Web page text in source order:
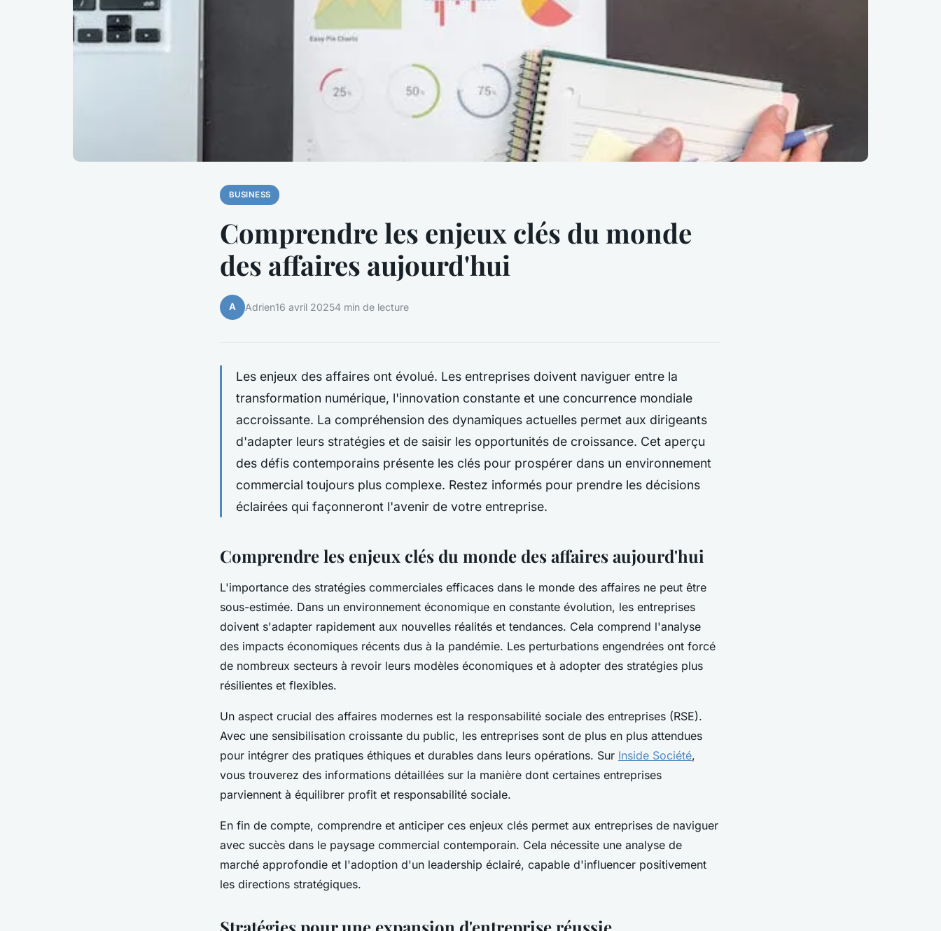
BUSINESS
Comprendre les enjeux clés du monde
des affaires aujourd'hui
A Adrien16 avril 20254 min de lecture
Les enjeux des affaires ont évolué. Les entreprises doivent naviguer entre la
transformation numérique, l'innovation constante et une concurrence mondiale
accroissante. La compréhension des dynamiques actuelles permet aux dirigeants
d'adapter leurs stratégies et de saisir les opportunités de croissance. Cet aperçu
des défis contemporains présente les clés pour prospérer dans un environnement
commercial toujours plus complexe. Restez informés pour prendre les décisions
éclairées qui façonneront l'avenir de votre entreprise.
Comprendre les enjeux clés du monde des affaires aujourd'hui
L'importance des stratégies commerciales efficaces dans le monde des affaires ne peut être
sous-estimée. Dans un environnement économique en constante évolution, les entreprises
doivent s'adapter rapidement aux nouvelles réalités et tendances. Cela comprend l'analyse
des impacts économiques récents dus à la pandémie. Les perturbations engendrées ont forcé
de nombreux secteurs à revoir leurs modèles économiques et à adopter des stratégies plus
résilientes et flexibles.
Un aspect crucial des affaires modernes est la responsabilité sociale des entreprises (RSE).
Avec une sensibilisation croissante du public, les entreprises sont de plus en plus attendues
pour intégrer des pratiques éthiques et durables dans leurs opérations. Sur Inside Société,
vous trouverez des informations détaillées sur la manière dont certaines entreprises
parviennent à équilibrer profit et responsabilité sociale.
En fin de compte, comprendre et anticiper ces enjeux clés permet aux entreprises de naviguer
avec succès dans le paysage commercial contemporain. Cela nécessite une analyse de
marché approfondie et l'adoption d'un leadership éclairé, capable d'influencer positivement
les directions stratégiques.